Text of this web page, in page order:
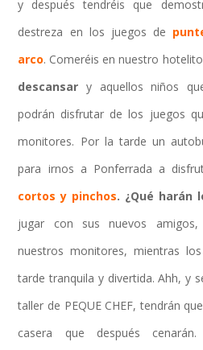
y después tendréis que
destreza en los juegos de
arco. Comeréis en nuestro
descansar y aquellos niños
podrán disfrutar de los juegos
monitores. Por la tarde un
para irnos a Ponferrada a
cortos y pinchos. ¿Qué harán
jugar con sus nuevos
nuestros monitores, mientras
tarde tranquila y divertida. Ahh, y
taller de PEQUE CHEF, tendrán
casera que después